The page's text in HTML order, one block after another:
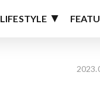
LIFESTYLE